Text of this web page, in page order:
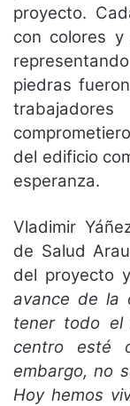
proyecto.
con colores y
piedras
del edificio
esperanza.
Vladimir
de Salud
del proyecto
avance de la
tener todo el
centro esté
embargo, no
Hoy hemos